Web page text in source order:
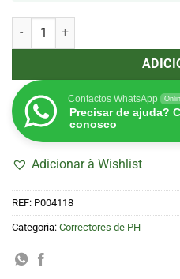
Quantidade de pH Up+ 1 L
Contactos WhatsApp
Precisar de ajuda?
conosco
Adicionar à Wishlist
REF: P004118
Categoria: Correctores de PH